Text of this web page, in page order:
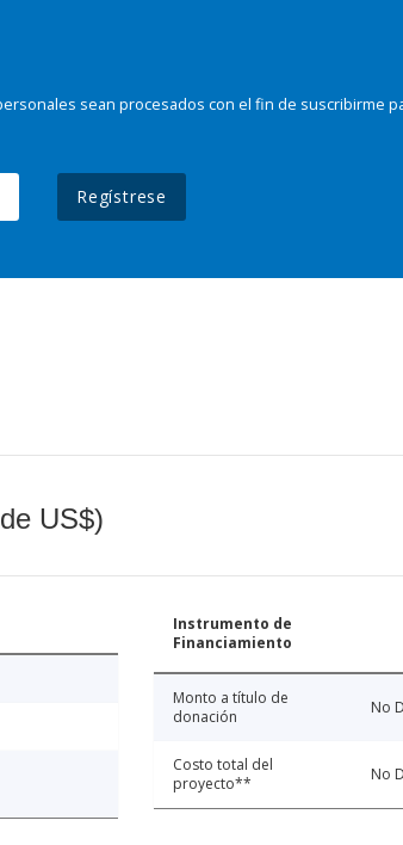
sean procesados con el fin de suscribirme
Regístrese
US$)
Instrumento de
Financiamiento
Monto a título de
donación
No
Costo total del
proyecto**
No